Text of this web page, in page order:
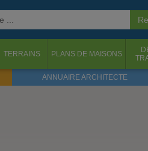
TERRAINS PLANS DE MAISONS
ANNUAIRE ARCHITECTE